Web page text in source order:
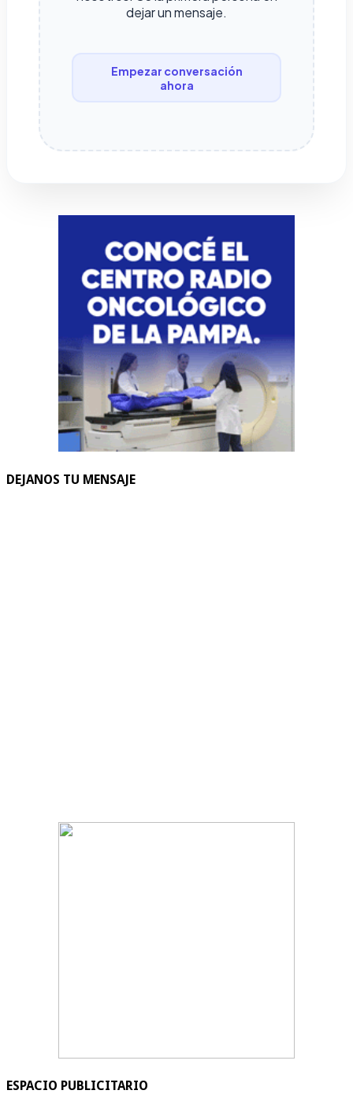
dejar un mensaje.
Empezar conversación
ahora
DEJANOS TU MENSAJE
ESPACIO PUBLICITARIO